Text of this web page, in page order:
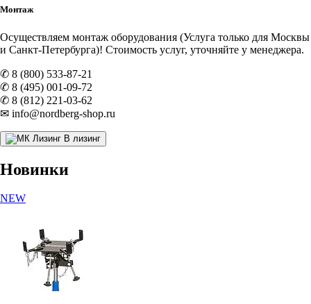
Монтаж
Осуществляем монтаж оборудования (Услуга только для Москвы
и Санкт-Петербурга)! Стоимость услуг, уточняйте у менеджера.
✆ 8 (800) 533-87-21
✆ 8 (495) 001-09-72
✆ 8 (812) 221-03-62
✉ info@nordberg-shop.ru
В лизинг
Новинки
NEW